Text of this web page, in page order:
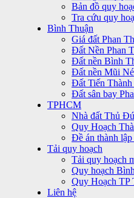
Bản đồ quy
Tra cứu quy
Bình Thuận
Giá đất Phan
Đất Nền Phan
Đất nền Bình
Đất nền Mũi Né
Đất Tiến Thành
Đất sân bay
TPHCM
Nhà đất Thủ
Quy Hoạch
Đề án thành
Tải quy hoạch
Tải quy hoạch
Quy hoạch
Quy Hoạch
Liên hệ